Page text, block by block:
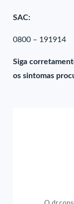
SAC:
0800 – 191914
Siga
os sintomas